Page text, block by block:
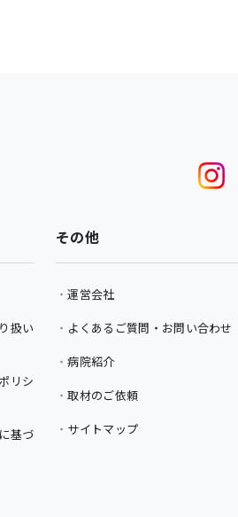
扱い
リシ
基づ
その他
運営会社
よくあるご質問・お問い合わせ
病院紹介
取材のご依頼
サイトマップ